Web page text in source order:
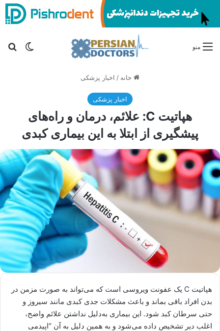
تغییر منو
خانه / اخبار پزشکی
اخبار پزشکی
هپاتیت C: علائم، درمان و راه‌های
پیشگیری از ابتلا به این بیماری کبدی
هپاتیت C یک عفونت ویروسی است که می‌تواند به صورت مزمن در
بدن افراد باقی بماند و باعث مشکلات جدی کبدی مانند سیروز و
حتی سرطان کبد شود. این بیماری به‌دلیل نداشتن علائم واضح،
اغلب دیر تشخیص داده می‌شود و به همین دلیل به آن “اپیدمی